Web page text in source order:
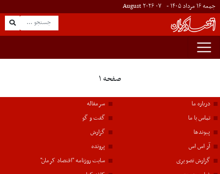
جمعه ۱۶ مرداد ۱۴۰۵ - ۰۷۲۰۲۶
صفحه ۱
درباره ما
تماس با ما
پیوندها
آر اس اس
سرمقاله
گفت و گو
گزارش
پرونده
گزارش تصویری
سایت روزنامه "اقتصاد کرمان"